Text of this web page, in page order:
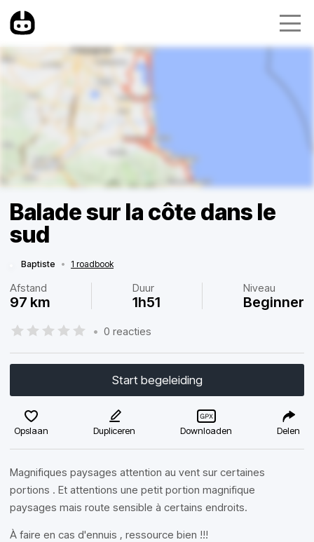
Balade sur la côte dans le
sud
Baptiste • 1 roadbook
Afstand
97 km
Duur
1h51
Niveau
Beginner
• 0 reacties
Start begeleiding
Opslaan Dupliceren Downloaden Delen
Magnifiques paysages attention au vent sur certaines
portions . Et attentions une petit portion magnifique
paysages mais route sensible à certains endroits.
À faire en cas d'ennuis , ressource bien !!!